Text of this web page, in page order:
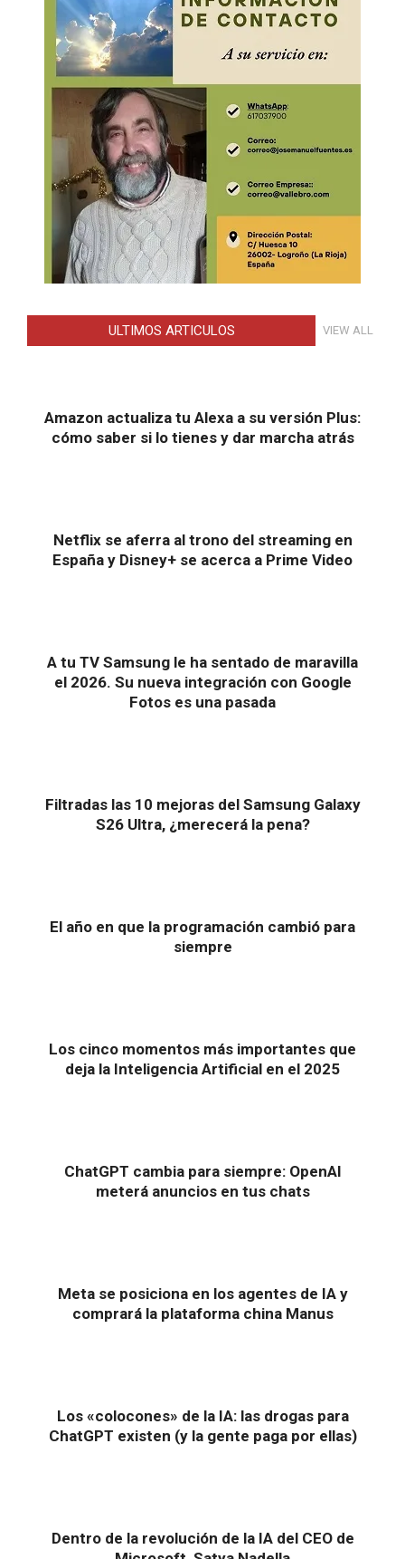
ULTIMOS ARTICULOS VIEW ALL
Amazon actualiza tu Alexa a su versión Plus:
cómo saber si lo tienes y dar marcha atrás
Netflix se aferra al trono del streaming en
España y Disney+ se acerca a Prime Video
A tu TV Samsung le ha sentado de maravilla
el 2026. Su nueva integración con Google
Fotos es una pasada
Filtradas las 10 mejoras del Samsung Galaxy
S26 Ultra, ¿merecerá la pena?
El año en que la programación cambió para
siempre
Los cinco momentos más importantes que
deja la Inteligencia Artificial en el 2025
ChatGPT cambia para siempre: OpenAI
meterá anuncios en tus chats
Meta se posiciona en los agentes de IA y
comprará la plataforma china Manus
Los «colocones» de la IA: las drogas para
ChatGPT existen (y la gente paga por ellas)
Dentro de la revolución de la IA del CEO de